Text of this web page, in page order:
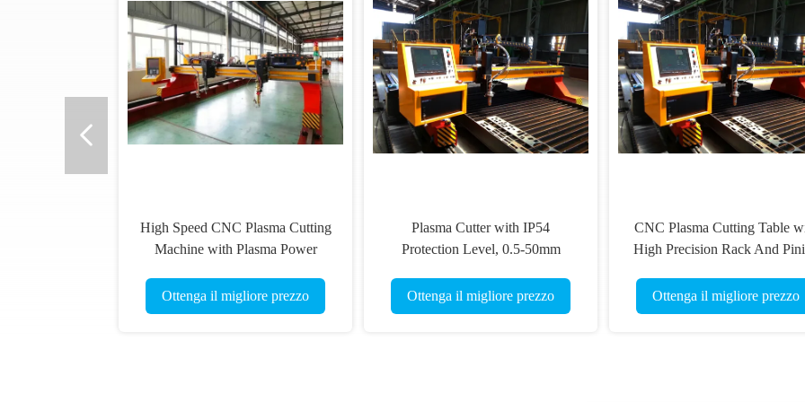
High Speed CNC Plasma Cutting
Machine with Plasma Power
Ottenga il migliore prezzo
Plasma Cutter with IP54
Protection Level, 0.5-50mm
Ottenga il migliore prezzo
CNC Plasma Cutting Table
High Precision Rack And
AC220V/380V Power
Working Humidity 5%-
Ottenga il migliore prezzo